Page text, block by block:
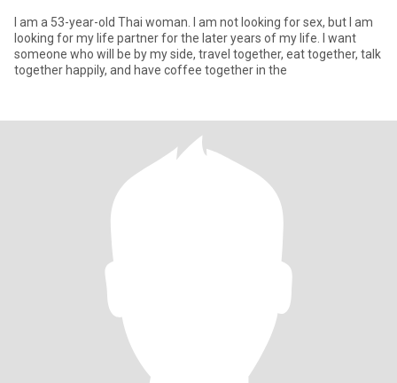
I am a 53-year-old Thai woman. I am not looking for sex, but I am
looking for my life partner for the later years of my life. I want
someone who will be by my side, travel together, eat together, talk
together happily, and have coffee together in the